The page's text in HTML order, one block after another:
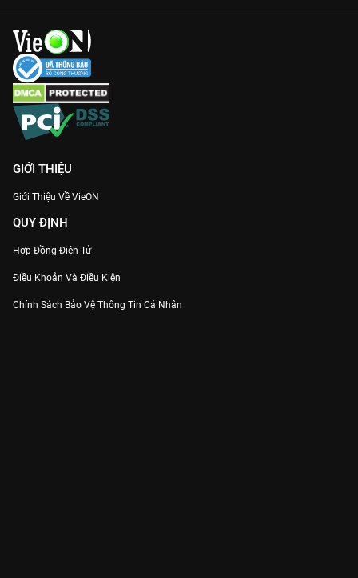
GIỚI THIỆU
Giới Thiệu Về VieON
QUY ĐỊNH
Hợp Đồng Điện Tử
Điều Khoản Và Điều Kiện
Chính Sách Bảo Vệ Thông Tin Cá Nhân